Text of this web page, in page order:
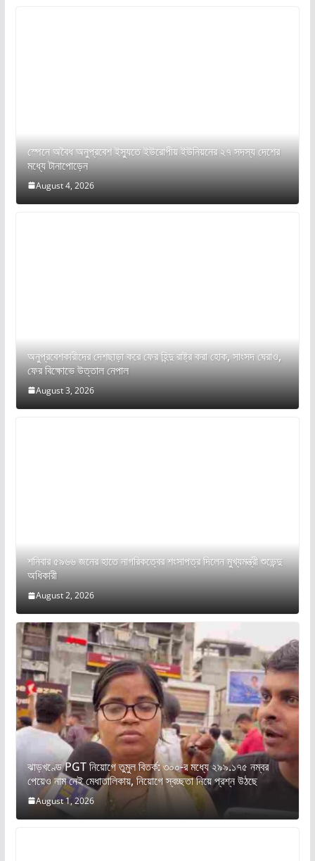
স্পেনে অবৈধ অনুপ্রবেশ ইস্যুতে ইউরোপীয় ইউনিয়নের ২৭ সদস্য দেশের
মধ্যে টানাপোড়েন
August 4, 2026
অনুপ্রবেশকারীদের দেশছাড়া করে ফের হিন্দু রাষ্ট্র করা হোক, সাংসদ ঘেরাও,
ফের বিক্ষোভে উত্তাল নেপাল
August 3, 2026
শনিবার ৫৯৬৬ জনের হাতে নাগরিকত্বের শংসাপত্র দিলেন মুখ্যমন্ত্রী শুভেন্দু
অধিকারী
August 2, 2026
ঝাড়খণ্ডে PGT নিয়োগে তুমুল বিতর্ক: ৩০০-র মধ্যে ২৯৯.১৭৫ নম্বর
পেয়েও নাম নেই মেধাতালিকায়, নিয়োগে স্বচ্ছতা নিয়ে প্রশ্ন উঠছে
August 1, 2026